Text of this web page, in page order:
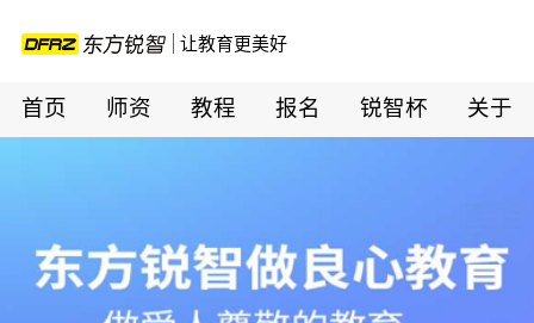
让教育更美好
首页 师资 教程 报名 锐智杯 关于